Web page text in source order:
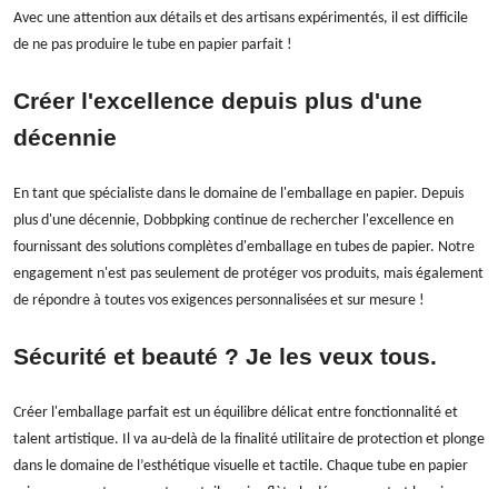
Avec une attention aux détails et des artisans expérimentés, il est difficile
de ne pas produire le tube en papier parfait !
Créer l'excellence depuis plus d'une
décennie
En tant que spécialiste dans le domaine de l'emballage en papier. Depuis
plus d'une décennie, Dobbpking continue de rechercher l'excellence en
fournissant des solutions complètes d'emballage en tubes de papier. Notre
engagement n'est pas seulement de protéger vos produits, mais également
de répondre à toutes vos exigences personnalisées et sur mesure !
Sécurité et beauté ? Je les veux tous.
Créer l'emballage parfait est un équilibre délicat entre fonctionnalité et
talent artistique. Il va au-delà de la finalité utilitaire de protection et plonge
dans le domaine de l’esthétique visuelle et tactile. Chaque tube en papier